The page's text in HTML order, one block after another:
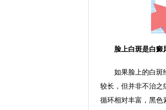
脸上白斑是白癜
如果脸上的白斑经
较长，但并非不治之
循环相对丰富，黑色